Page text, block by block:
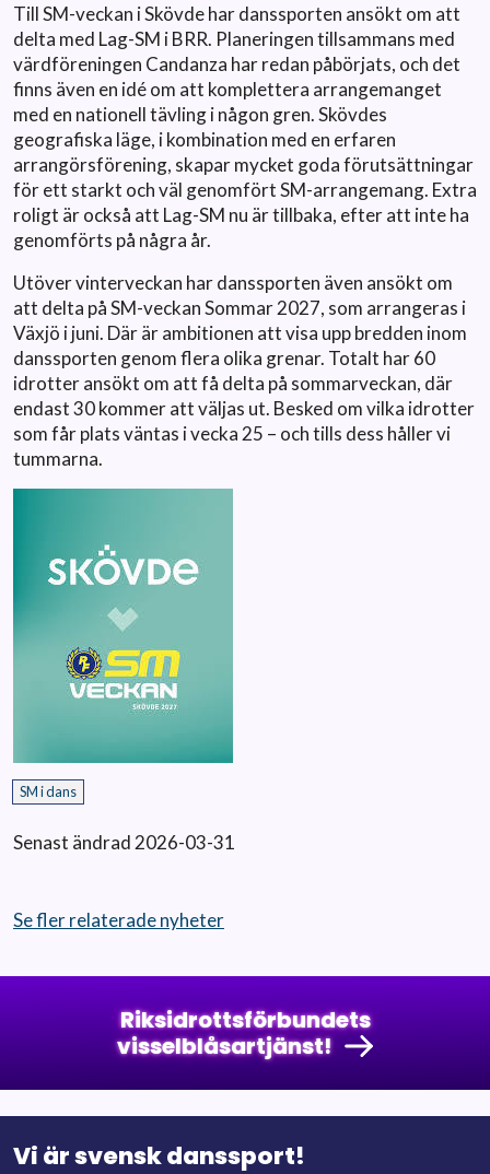
Till SM-veckan i Skövde har danssporten ansökt om att
delta med Lag-SM i BRR. Planeringen tillsammans med
värdföreningen Candanza har redan påbörjats, och det
finns även en idé om att komplettera arrangemanget
med en nationell tävling i någon gren. Skövdes
geografiska läge, i kombination med en erfaren
arrangörsförening, skapar mycket goda förutsättningar
för ett starkt och väl genomfört SM-arrangemang. Extra
roligt är också att Lag-SM nu är tillbaka, efter att inte ha
genomförts på några år.
Utöver vinterveckan har danssporten även ansökt om
att delta på SM-veckan Sommar 2027, som arrangeras i
Växjö i juni. Där är ambitionen att visa upp bredden inom
danssporten genom flera olika grenar. Totalt har 60
idrotter ansökt om att få delta på sommarveckan, där
endast 30 kommer att väljas ut. Besked om vilka idrotter
som får plats väntas i vecka 25 – och tills dess håller vi
tummarna.
SM i dans
Senast ändrad 2026-03-31
Se fler relaterade nyheter
Riksidrottsförbundets
visselblåsartjänst!
Vi är svensk danssport!